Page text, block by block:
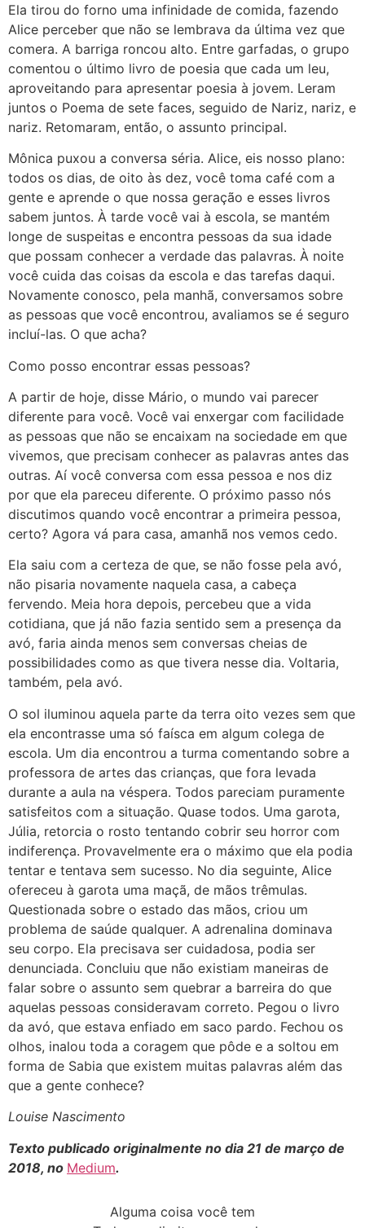
Ela tirou do forno uma infinidade de comida, fazendo
Alice perceber que não se lembrava da última vez que
comera. A barriga roncou alto. Entre garfadas, o grupo
comentou o último livro de poesia que cada um leu,
aproveitando para apresentar poesia à jovem. Leram
juntos o Poema de sete faces, seguido de Nariz, nariz, e
nariz. Retomaram, então, o assunto principal.
Mônica puxou a conversa séria. Alice, eis nosso plano:
todos os dias, de oito às dez, você toma café com a
gente e aprende o que nossa geração e esses livros
sabem juntos. À tarde você vai à escola, se mantém
longe de suspeitas e encontra pessoas da sua idade
que possam conhecer a verdade das palavras. À noite
você cuida das coisas da escola e das tarefas daqui.
Novamente conosco, pela manhã, conversamos sobre
as pessoas que você encontrou, avaliamos se é seguro
incluí-las. O que acha?
Como posso encontrar essas pessoas?
A partir de hoje, disse Mário, o mundo vai parecer
diferente para você. Você vai enxergar com facilidade
as pessoas que não se encaixam na sociedade em que
vivemos, que precisam conhecer as palavras antes das
outras. Aí você conversa com essa pessoa e nos diz
por que ela pareceu diferente. O próximo passo nós
discutimos quando você encontrar a primeira pessoa,
certo? Agora vá para casa, amanhã nos vemos cedo.
Ela saiu com a certeza de que, se não fosse pela avó,
não pisaria novamente naquela casa, a cabeça
fervendo. Meia hora depois, percebeu que a vida
cotidiana, que já não fazia sentido sem a presença da
avó, faria ainda menos sem conversas cheias de
possibilidades como as que tivera nesse dia. Voltaria,
também, pela avó.
O sol iluminou aquela parte da terra oito vezes sem que
ela encontrasse uma só faísca em algum colega de
escola. Um dia encontrou a turma comentando sobre a
professora de artes das crianças, que fora levada
durante a aula na véspera. Todos pareciam puramente
satisfeitos com a situação. Quase todos. Uma garota,
Júlia, retorcia o rosto tentando cobrir seu horror com
indiferença. Provavelmente era o máximo que ela podia
tentar e tentava sem sucesso. No dia seguinte, Alice
ofereceu à garota uma maçã, de mãos trêmulas.
Questionada sobre o estado das mãos, criou um
problema de saúde qualquer. A adrenalina dominava
seu corpo. Ela precisava ser cuidadosa, podia ser
denunciada. Concluiu que não existiam maneiras de
falar sobre o assunto sem quebrar a barreira do que
aquelas pessoas consideravam correto. Pegou o livro
da avó, que estava enfiado em saco pardo. Fechou os
olhos, inalou toda a coragem que pôde e a soltou em
forma de Sabia que existem muitas palavras além das
que a gente conhece?
Louise Nascimento
Texto publicado originalmente no dia 21 de março de
2018, no Medium.
Alguma coisa você tem